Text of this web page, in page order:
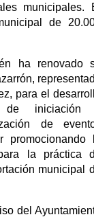
municipales.
de
ha renovado
para el
de iniciación
de
promocionando
la práctica
municipal
del